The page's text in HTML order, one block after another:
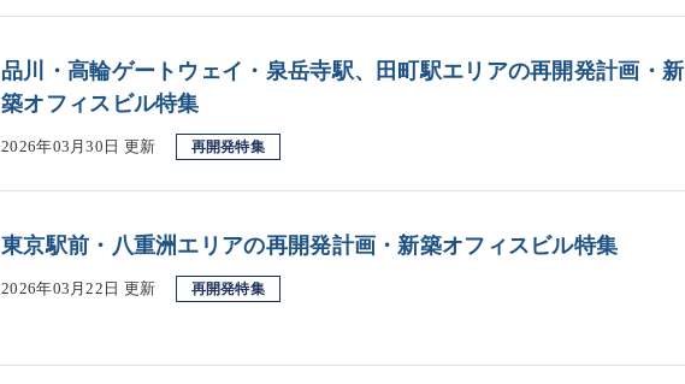
品川・高輪ゲートウェイ・泉岳寺駅、田町駅エリアの再開発計画・新
築オフィスビル特集
2026年03月30日 更新 再開発特集
東京駅前・八重洲エリアの再開発計画・新築オフィスビル特集
2026年03月22日 更新 再開発特集